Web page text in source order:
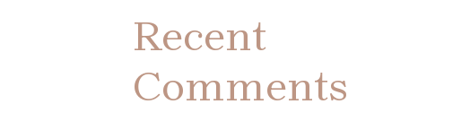
Recent
Comments